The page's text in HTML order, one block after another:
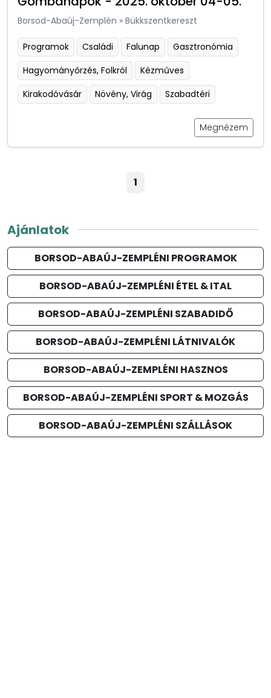
Borsod-Abaúj-Zemplén » Bükkszentkereszt
Programok Családi Falunap
Gasztronómia
Hagyományőrzés, Folkról
Kézműves
Kirakodóvásár
Növény, Virág Szabadtéri
Megnézem
1
Ajánlatok
BORSOD-ABAÚJ-ZEMPLÉNI PROGRAMOK
BORSOD-ABAÚJ-ZEMPLÉNI ÉTEL & ITAL
BORSOD-ABAÚJ-ZEMPLÉNI SZABADIDŐ
BORSOD-ABAÚJ-ZEMPLÉNI LÁTNIVALÓK
BORSOD-ABAÚJ-ZEMPLÉNI HASZNOS
BORSOD-ABAÚJ-ZEMPLÉNI SPORT & MOZGÁS
BORSOD-ABAÚJ-ZEMPLÉNI SZÁLLÁSOK